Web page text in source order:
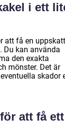
i ett
att få en
Du kan använda
den exakta
mönster. Det är
skador
att få ett